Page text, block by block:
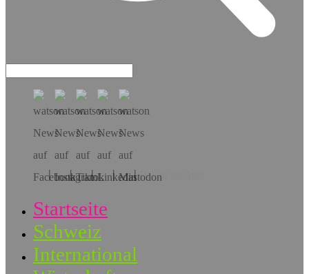
Hol dir die App!
Startseite
Schweiz
International